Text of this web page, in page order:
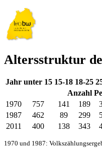
Altersstruktur
Jahr unter 15 15-18 18-25
Anzahl
1970
757 141 189
1987
462 89 299
2011
400 138 343
1970 und 1987: